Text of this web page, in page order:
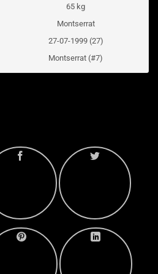
65 kg
Montserrat
27-07-1999 (27)
Montserrat (#7)